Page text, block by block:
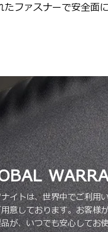
たファスナーで安全面
イトは、世界中でご利用
意しております。お客様
が、いつでも安心してお